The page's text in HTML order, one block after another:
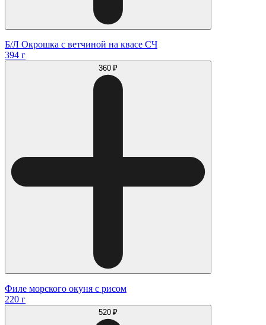
Б/Л Окрошка с ветчиной на квасе СЧ
394 г
360 ₽
Филе морского окуня с рисом
220 г
520 ₽